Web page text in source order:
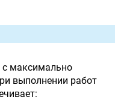
с максимально
выполнении работ